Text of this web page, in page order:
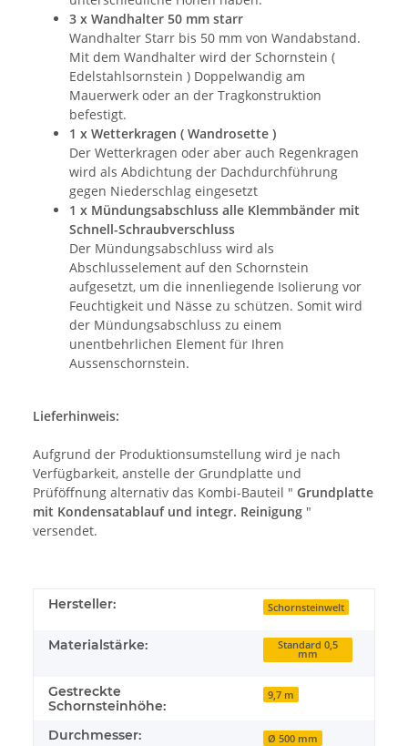
3 x Wandhalter 50 mm starr
Wandhalter Starr bis 50 mm von Wandabstand.
Mit dem Wandhalter wird der Schornstein (
Edelstahlsornstein ) Doppelwandig am
Mauerwerk oder an der Tragkonstruktion
befestigt.
1 x Wetterkragen ( Wandrosette )
Der Wetterkragen oder aber auch Regenkragen
wird als Abdichtung der Dachdurchführung
gegen Niederschlag eingesetzt
1 x Mündungsabschluss alle Klemmbänder mit
Schnell-Schraubverschluss
Der Mündungsabschluss wird als
Abschlusselement auf den Schornstein
aufgesetzt, um die innenliegende Isolierung vor
Feuchtigkeit und Nässe zu schützen. Somit wird
der Mündungsabschluss zu einem
unentbehrlichen Element für Ihren
Aussenschornstein.
Lieferhinweis:
Aufgrund der Produktionsumstellung wird je nach
Verfügbarkeit, anstelle der Grundplatte und
Prüföffnung alternativ das Kombi-Bauteil " Grundplatte
mit Kondensatablauf und integr. Reinigung "
versendet.
Hersteller: Schornsteinwelt
Materialstärke: Standard 0,5
mm
Gestreckte
Schornsteinhöhe:
9,7 m
Durchmesser: Ø 500 mm